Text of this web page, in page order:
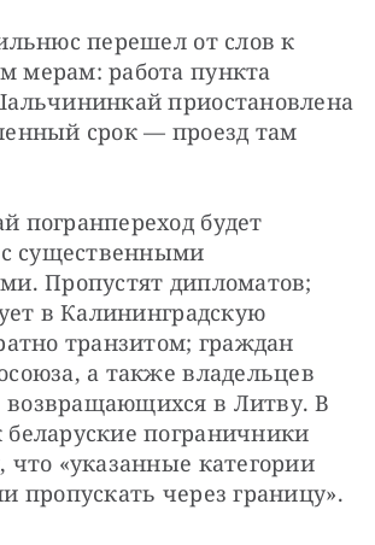
перешел от слов к
мерам: работа пункта
приостановлена
срок — проезд там
погранпереход будет
существенными
Пропустят дипломатов;
в Калининградскую
транзитом; граждан
а также владельцев
в Литву. В
пограничники
что «указанные категории
пропускать через границу».